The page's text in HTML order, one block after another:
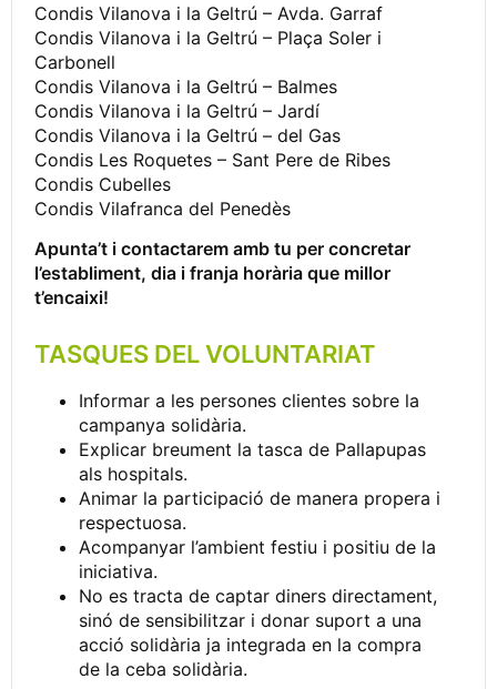
Condis Vilanova i la Geltrú – Avda. Garraf
Condis Vilanova i la Geltrú – Plaça Soler i
Carbonell
Condis Vilanova i la Geltrú – Balmes
Condis Vilanova i la Geltrú – Jardí
Condis Vilanova i la Geltrú – del Gas
Condis Les Roquetes – Sant Pere de Ribes
Condis Cubelles
Condis Vilafranca del Penedès
Apunta’t i contactarem amb tu per concretar
l’establiment, dia i franja horària que millor
t’encaixi!
TASQUES DEL VOLUNTARIAT
Informar a les persones clientes sobre la
campanya solidària.
Explicar breument la tasca de Pallapupas
als hospitals.
Animar la participació de manera propera i
respectuosa.
Acompanyar l’ambient festiu i positiu de la
iniciativa.
No es tracta de captar diners directament,
sinó de sensibilitzar i donar suport a una
acció solidària ja integrada en la compra
de la ceba solidària.